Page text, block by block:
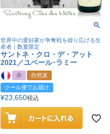
世界中の愛好家が争奪戦を繰り広げる生
産者｜数量限定
サントネ・クロ・デ・アット
2021／ユベール･ラミー
赤
自然派
クール便でお届け
¥23,650税込